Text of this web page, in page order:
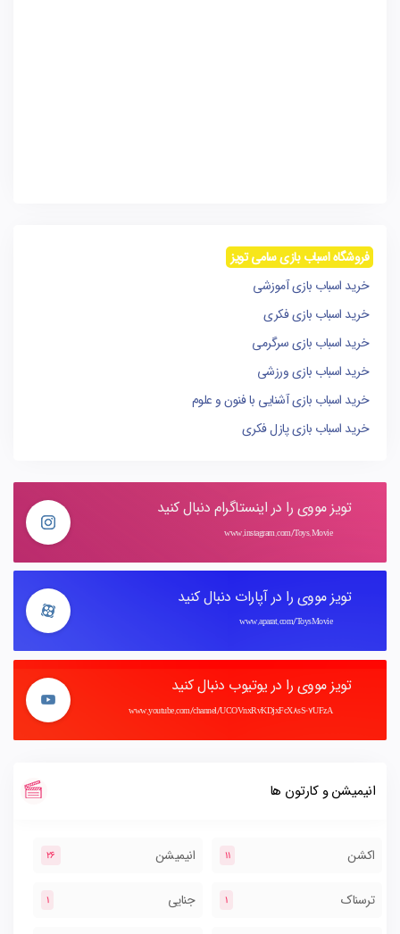
فروشگاه اسباب بازی سامی تویز
خرید اسباب بازی آموزشی
خرید اسباب بازی فکری
خرید اسباب بازی سرگرمی
خرید اسباب بازی ورزشی
خرید اسباب بازی آشنایی با فنون و علوم
خرید اسباب بازی پازل فکری
تویز مووی را در اینستاگرام دنبال کنید
www.instagram.com/Toys.Movie
تویز مووی را در آپارات دنبال کنید
www.aparat.com/ToysMovie
تویز مووی را در یوتیوب دنبال کنید
www.youtube.com/channel/UCOVnxRvKDjxFcX8sS-7UFzA
انیمیشن و کارتون ها
اکشن 11 انیمیشن 26
ترسناک 1 جنایی 1